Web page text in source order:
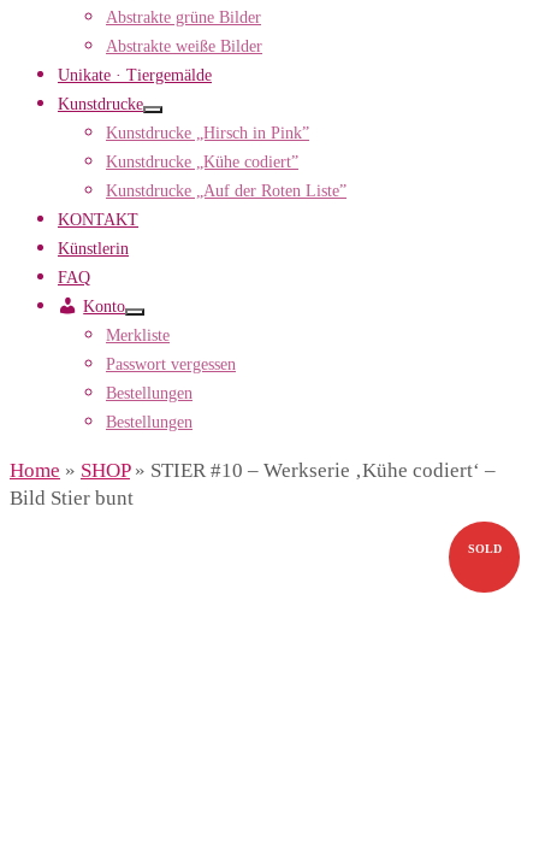
Abstrakte grüne Bilder
Abstrakte weiße Bilder
Unikate · Tiergemälde
Kunstdrucke
Kunstdrucke „Hirsch in Pink”
Kunstdrucke „Kühe codiert”
Kunstdrucke „Auf der Roten Liste”
KONTAKT
Künstlerin
FAQ
Konto
Merkliste
Passwort vergessen
Bestellungen
Bestellungen
Home » SHOP» STIER #10 – Werkserie ‚Kühe codiert‘ –
Bild Stier bunt
SOLD